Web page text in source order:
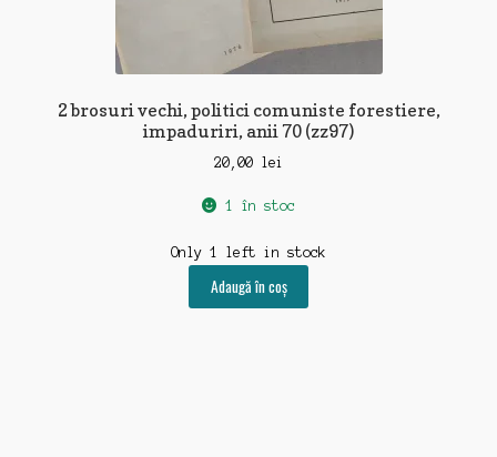
2 brosuri vechi, politici comuniste forestiere,
impaduriri, anii 70 (zz97)
20,00 lei
1 în stoc
Only 1 left in stock
Adaugă în coș